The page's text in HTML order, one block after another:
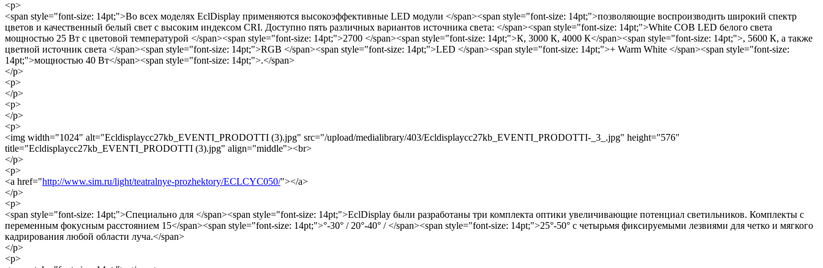
<p>
<span style="font-size: 14pt;">Во всех моделях EclDisplay применяются высокоэффективные LED модули </span><span style="font-size: 14pt;">позволяющие воспроизводить широкий спектр
цветов и качественный белый свет с высоким индексом CRI. Доступно пять различных вариантов источника света: </span><span style="font-size: 14pt;">White COB LED белого света
мощностью 25 Вт с цветовой температурой </span><span style="font-size: 14pt;">2700 </span><span style="font-size: 14pt;">К, 3000 К, 4000 К</span><span style="font-size: 14pt;">, 5600 К, а также
цветной источник света </span><span style="font-size: 14pt;">RGB </span><span style="font-size: 14pt;">LED </span><span style="font-size: 14pt;">+ Warm White </span><span style="font-size:
14pt;">мощностью 40 Вт</span><span style="font-size: 14pt;">.</span>
</p>
<p>
</p>
<p>
</p>
<p>
<img width="1024" alt="Ecldisplaycc27kb_EVENTI_PRODOTTI (3).jpg" src="/upload/medialibrary/403/Ecldisplaycc27kb_EVENTI_PRODOTTI-_3_.jpg" height="576"
title="Ecldisplaycc27kb_EVENTI_PRODOTTI (3).jpg" align="middle"><br>
</p>
<p>
<a href="http://www.sim.ru/light/teatralnye-prozhektory/ECLCYC050/"></a>
</p>
<p>
<span style="font-size: 14pt;">Специально для </span><span style="font-size: 14pt;">EclDisplay были разработаны три комплекта оптики увеличивающие потенциал светильников. Комплекты с
переменным фокусным расстоянием 15</span><span style="font-size: 14pt;">°-30° / 20°-40° / </span><span style="font-size: 14pt;">25°-50° с четырьмя фиксируемыми лезвиями для четко и мягкого
кадрирования любой области луча.</span>
</p>
<p>